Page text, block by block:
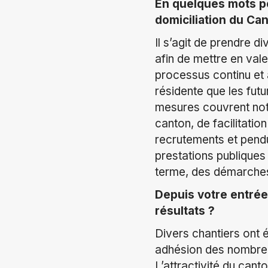
En quelques mots
domiciliation du
Il s’agit de prendre
afin de mettre en
processus continu et
résidente que les
mesures couvrent
canton, de
recrutements et
prestations
terme, des
Depuis votre
résultats ?
Divers chantiers ont
adhésion des